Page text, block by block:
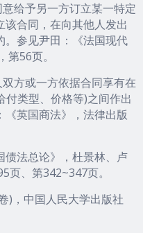
给予另一方订立某一特定
合同，在向其他人发出
。参见尹田：《法国现代
56页。
方或一方依据合同享有在
付类型、价格等)之间作出
英国商法》，法律出版
法总论》，杜景林、卢
页、第342~347页。
)，中国人民大学出版社